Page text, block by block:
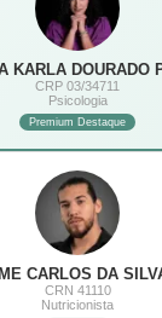
KARLA DOURADO
CRP 03/34711
Psicologia
Premium Destaque
CARLOS DA
CRN 41110
Nutricionista